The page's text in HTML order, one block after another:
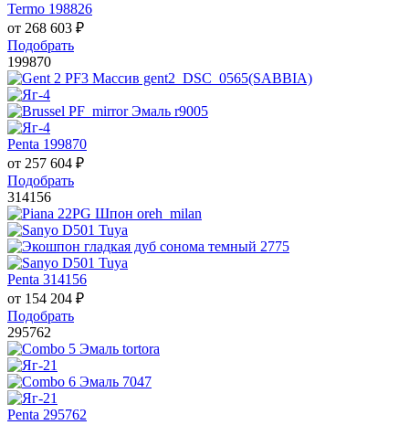
Termo 198826
от 268 603 ₽
Подобрать
199870
Penta 199870
от 257 604 ₽
Подобрать
314156
Penta 314156
от 154 204 ₽
Подобрать
295762
Penta 295762